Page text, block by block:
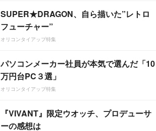
SUPER★DRAGON、自ら描いた”レトロ
フューチャー”
オリコンタイアップ特集
パソコンメーカー社員が本気で選んだ「10
万円台PC３選」
オリコンタイアップ特集
『VIVANT』限定ウオッチ、プロデューサ
ーの感想は